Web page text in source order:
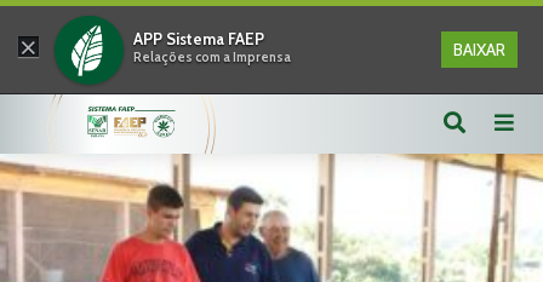
× APP Sistema FAEP
Relações com a Imprensa BAIXAR